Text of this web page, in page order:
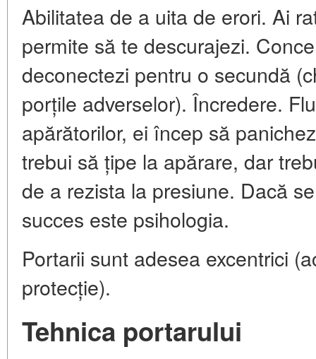
Abilitatea de a uita de erori. Ai
permite să te descurajezi.
deconectezi pentru o secundă
porțile adverselor). Încredere.
apărătorilor, ei încep să
trebui să țipe la apărare, dar
de a rezista la presiune. Dacă
succes este psihologia.
Portarii sunt adesea excentrici
protecție).
Tehnica portarului